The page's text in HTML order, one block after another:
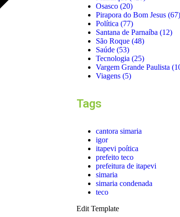
Osasco (20)
Pirapora do Bom Jesus (67)
Política (77)
Santana de Parnaíba (12)
São Roque (48)
Saúde (53)
Tecnologia (25)
Vargem Grande Paulista
Viagens (5)
Tags
cantora simaria
igor
itapevi poítica
prefeito teco
prefeitura de itapevi
simaria
simaria condenada
teco
Edit Template